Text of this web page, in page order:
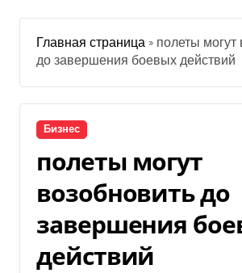
Главная страница » полеты могут
до завершения боевых действий
Бизнес
полеты могут
возобновить до
завершения
действий